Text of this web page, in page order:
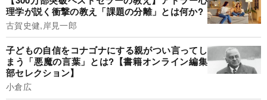
理学が説く衝撃の教え「課題の分離」とは何か?
古賀史健,岸見一郎
子どもの自信をコナゴナにする親がつい言ってし
まう「悪魔の言葉」とは?【書籍オンライン編集
部セレクション】
小倉広